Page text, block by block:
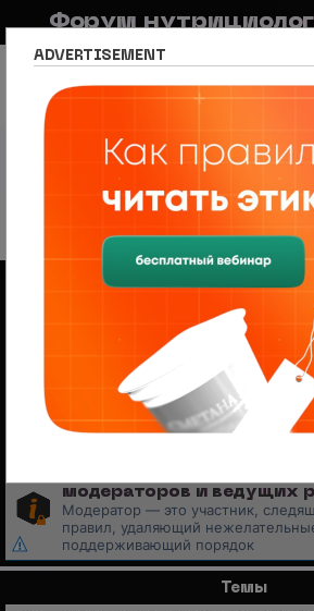
Форум
FAQ Правила
Раздел для специалистов
Все о спорте и
из
Менеджер по продажам
— Удаленно, от 110 000 ₽
Ищем менеджера по продажам в
учебный центр нутрициологии.
свободный график, оплата 20%
Отечественное
модераторов и ведущих
Модератор — это участник,
правил, удаляющий
поддерживающий порядок
Темы
ADVERTISEMENT